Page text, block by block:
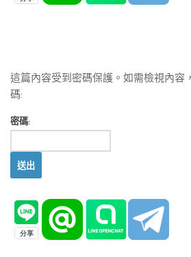
這篇內容受到密碼保護。如需檢視內容
碼:
密碼: